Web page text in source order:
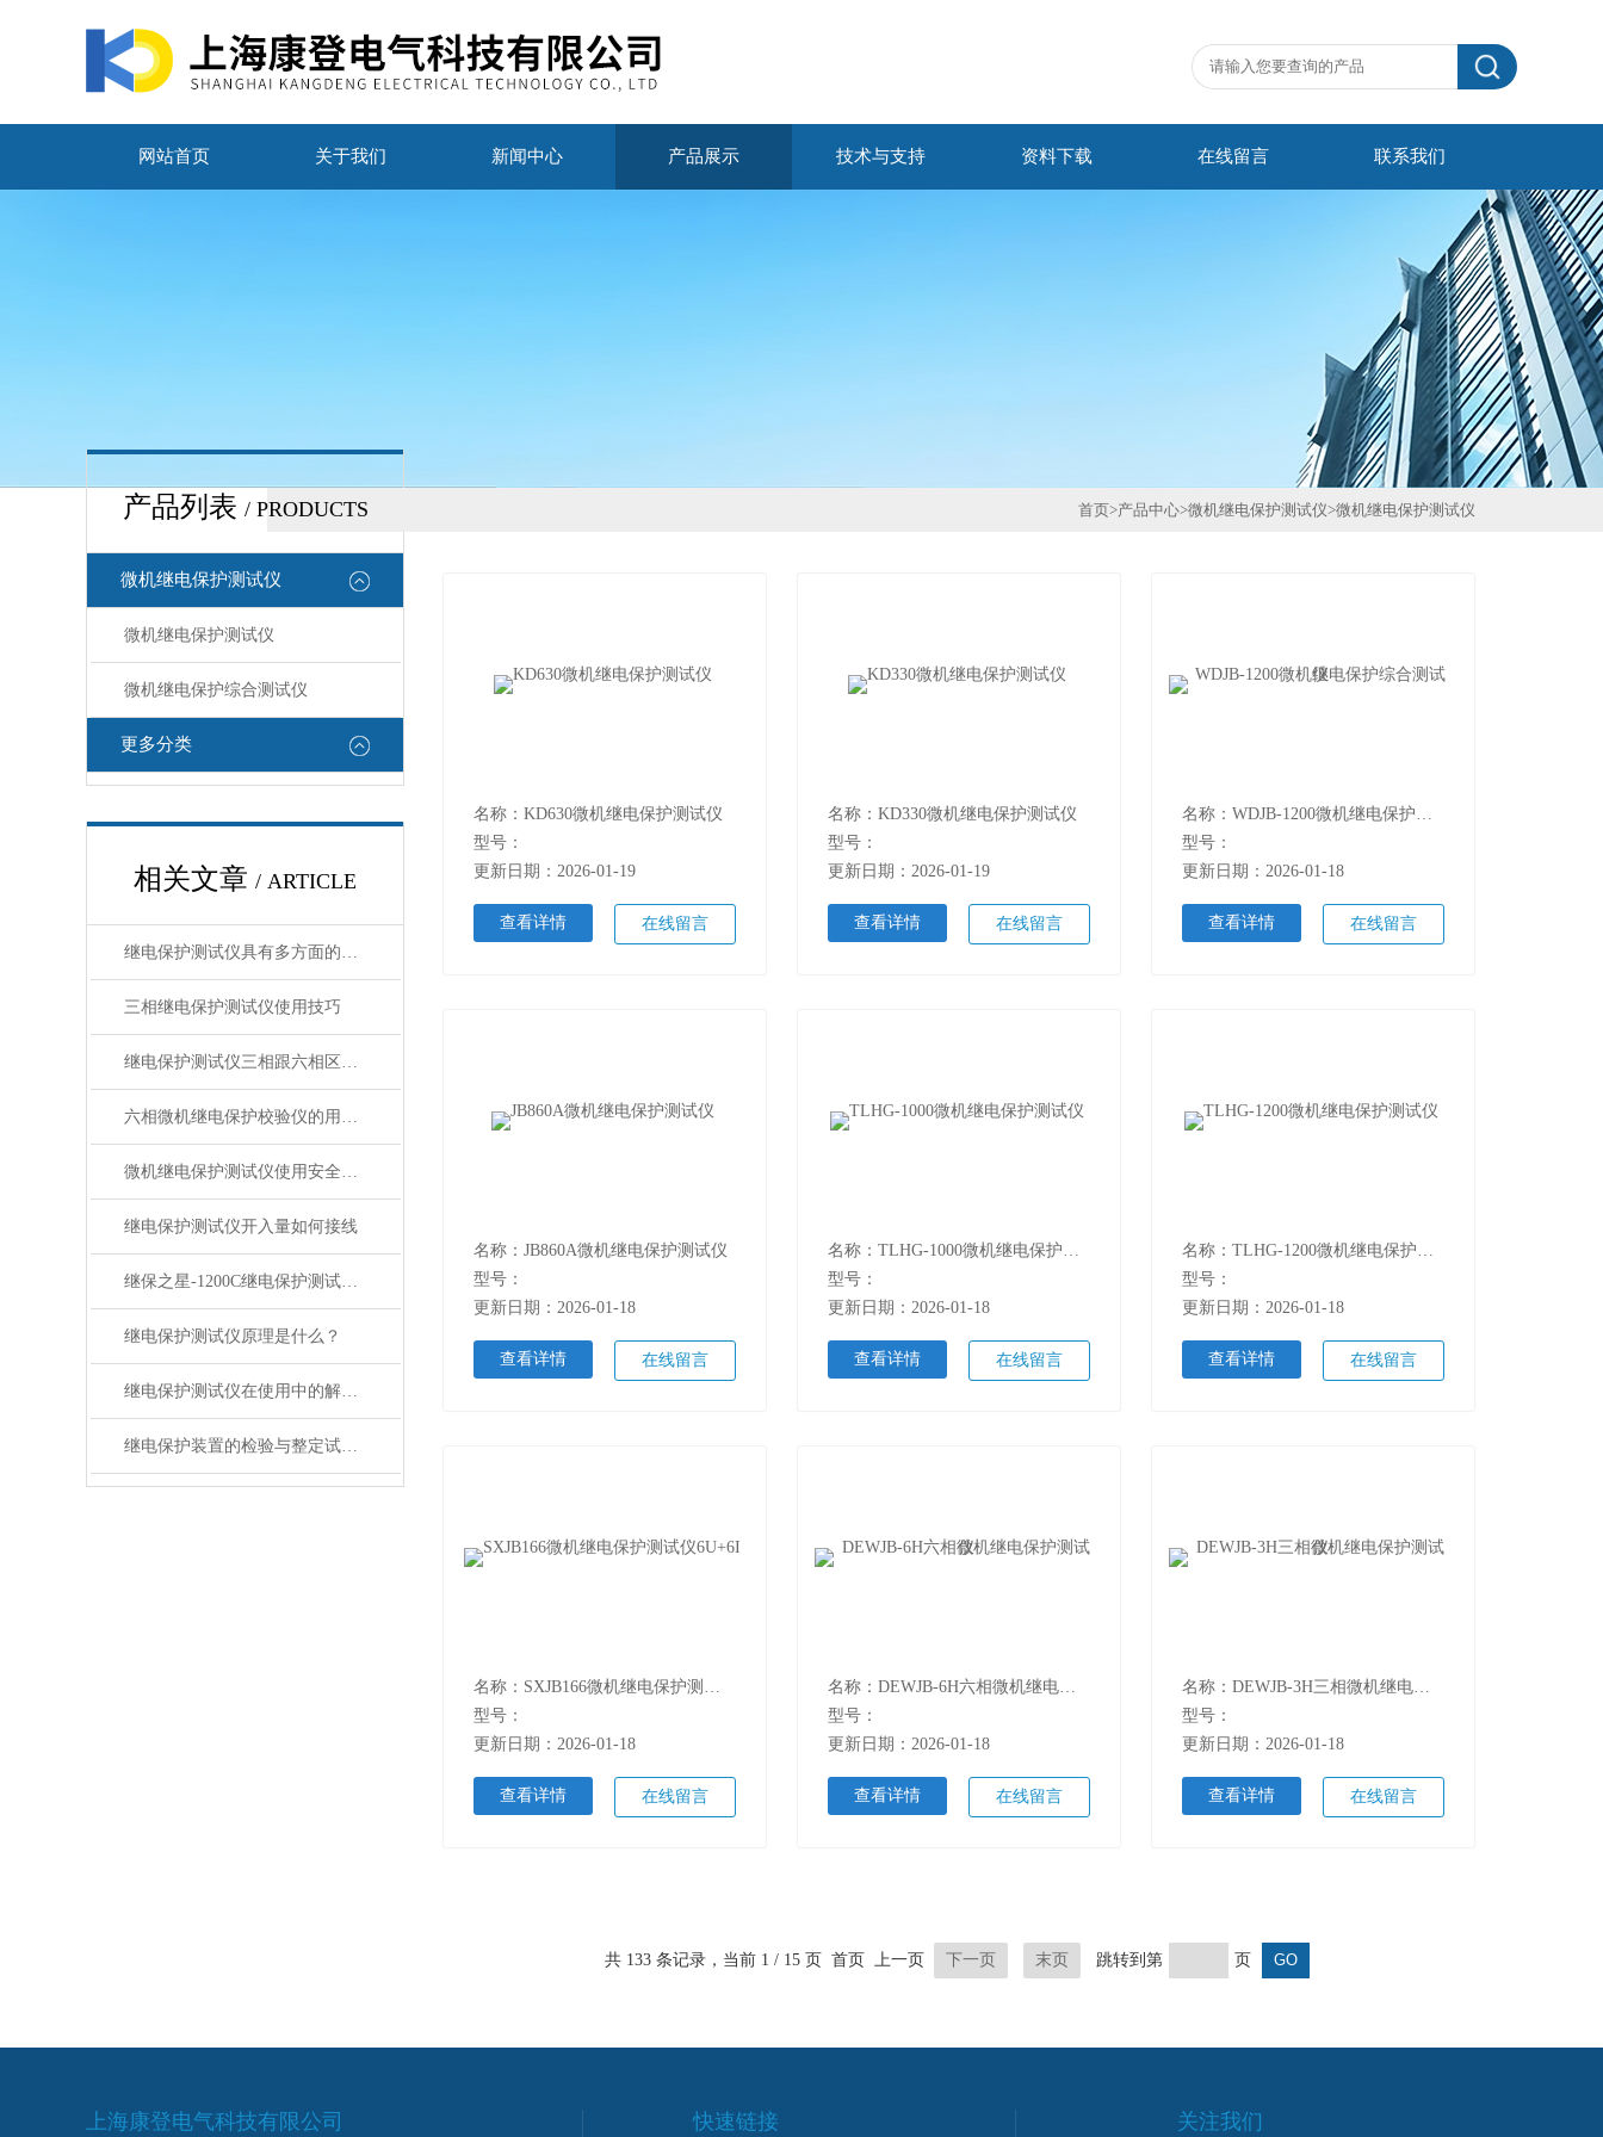
网站首页 关于我们 新闻中心 产品展示 技术与支持 资料下载 在线留言 联系我们
产品列表 / PRODUCTS
微机继电保护测试仪
微机继电保护测试仪
微机继电保护综合测试仪
更多分类
相关文章 / ARTICLE
继电保护测试仪具有多方面的特点和优势，以下是具体介绍：
三相继电保护测试仪使用技巧
继电保护测试仪三相跟六相区别在哪里？
六相微机继电保护校验仪的用途与优点解析
微机继电保护测试仪使用安全注意事项
继电保护测试仪开入量如何接线
继保之星-1200C继电保护测试仪特点
继电保护测试仪原理是什么？
继电保护测试仪在使用中的解析在使用中的解析
继电保护装置的检验与整定试验操作规范
首页>产品中心>微机继电保护测试仪>微机继电保护测试仪
名称：KD630微机继电保护测试仪
型号：
更新日期：2026-01-19
查看详情 在线留言
名称：KD330微机继电保护测试仪
型号：
更新日期：2026-01-19
查看详情 在线留言
名称：WDJB-1200微机继电保护综合测试仪
型号：
更新日期：2026-01-18
查看详情 在线留言
名称：JB860A微机继电保护测试仪
型号：
更新日期：2026-01-18
查看详情 在线留言
名称：TLHG-1000微机继电保护测试仪
型号：
更新日期：2026-01-18
查看详情 在线留言
名称：TLHG-1200微机继电保护测试仪
型号：
更新日期：2026-01-18
查看详情 在线留言
名称：SXJB166微机继电保护测试仪6U+6I
型号：
更新日期：2026-01-18
查看详情 在线留言
名称：DEWJB-6H六相微机继电保护测试仪
型号：
更新日期：2026-01-18
查看详情 在线留言
名称：DEWJB-3H三相微机继电保护测试仪
型号：
更新日期：2026-01-18
查看详情 在线留言
共 133 条记录，当前 1 / 15 页 首页 上一页 下一页 末页 跳转到第 页
上海康登电气科技有限公司 快速链接 关注我们